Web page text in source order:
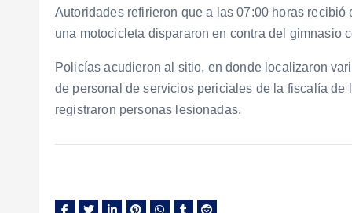
Autoridades refirieron que a las 07:00 horas
una motocicleta dispararon en contra del gimnasio
Policías acudieron al sitio, en donde localizaron
de personal de servicios periciales de la fiscalía
registraron personas lesionadas.